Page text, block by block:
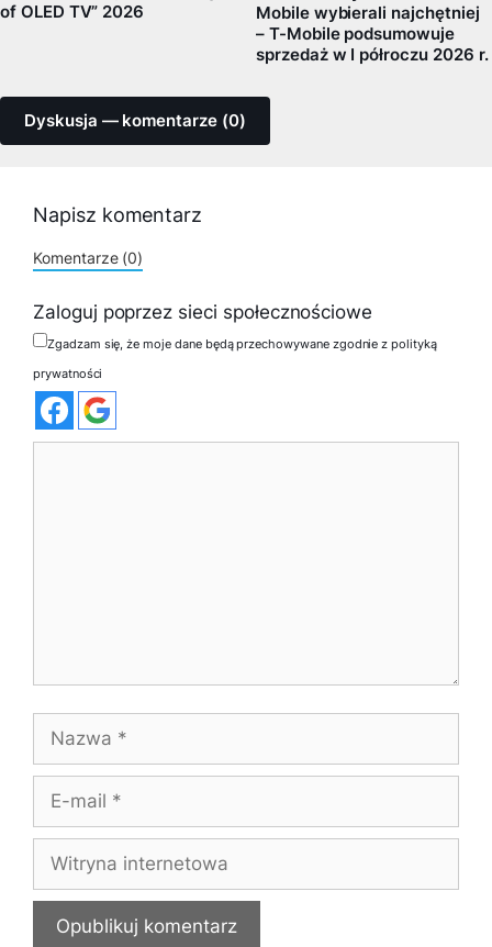
of OLED TV” 2026
Mobile wybierali najchętniej
– T-Mobile podsumowuje
sprzedaż w I półroczu 2026 r.
Dyskusja — komentarze (0)
Napisz komentarz
Komentarze (0)
Zaloguj poprzez sieci społecznościowe
Zgadzam się, że moje dane będą przechowywane zgodnie z polityką
prywatności
Nazwa
Witryna
internetowa